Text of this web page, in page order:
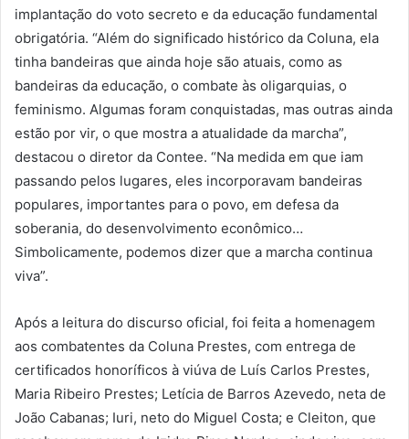
implantação do voto secreto e da educação fundamental
obrigatória. “Além do significado histórico da Coluna, ela
tinha bandeiras que ainda hoje são atuais, como as
bandeiras da educação, o combate às oligarquias, o
feminismo. Algumas foram conquistadas, mas outras ainda
estão por vir, o que mostra a atualidade da marcha”,
destacou o diretor da Contee. “Na medida em que iam
passando pelos lugares, eles incorporavam bandeiras
populares, importantes para o povo, em defesa da
soberania, do desenvolvimento econômico…
Simbolicamente, podemos dizer que a marcha continua
viva”.
Após a leitura do discurso oficial, foi feita a homenagem
aos combatentes da Coluna Prestes, com entrega de
certificados honoríficos à viúva de Luís Carlos Prestes,
Maria Ribeiro Prestes; Letícia de Barros Azevedo, neta de
João Cabanas; Iuri, neto do Miguel Costa; e Cleiton, que